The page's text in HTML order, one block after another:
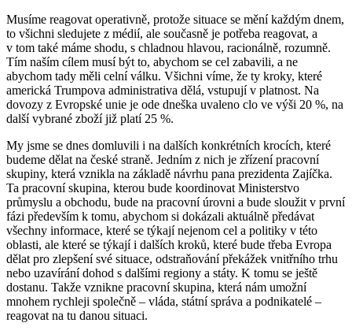
Musíme reagovat operativně, protože situace se mění každým dnem,
to všichni sledujete z médií, ale současně je potřeba reagovat, a
v tom také máme shodu, s chladnou hlavou, racionálně, rozumně.
Tím naším cílem musí být to, abychom se cel zabavili, a ne
abychom tady měli celní válku. Všichni víme, že ty kroky, které
americká Trumpova administrativa dělá, vstupují v platnost. Na
dovozy z Evropské unie je ode dneška uvaleno clo ve výši 20 %, na
další vybrané zboží již platí 25 %.
My jsme se dnes domluvili i na dalších konkrétních krocích, které
budeme dělat na české straně. Jedním z nich je zřízení pracovní
skupiny, která vznikla na základě návrhu pana prezidenta Zajíčka.
Ta pracovní skupina, kterou bude koordinovat Ministerstvo
průmyslu a obchodu, bude na pracovní úrovni a bude sloužit v první
fázi především k tomu, abychom si dokázali aktuálně předávat
všechny informace, které se týkají nejenom cel a politiky v této
oblasti, ale které se týkají i dalších kroků, které bude třeba Evropa
dělat pro zlepšení své situace, odstraňování překážek vnitřního trhu
nebo uzavírání dohod s dalšími regiony a státy. K tomu se ještě
dostanu. Takže vznikne pracovní skupina, která nám umožní
mnohem rychleji společně – vláda, státní správa a podnikatelé –
reagovat na tu danou situaci.